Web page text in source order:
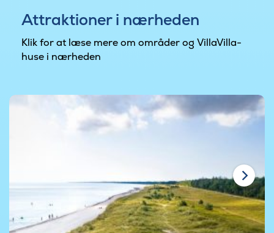
Attraktioner i nærheden
Klik for at læse mere om områder og VillaVilla-
huse i nærheden